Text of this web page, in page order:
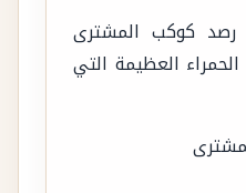
عام 1665 تم رصد كوكب المشترى
العظيمة التي